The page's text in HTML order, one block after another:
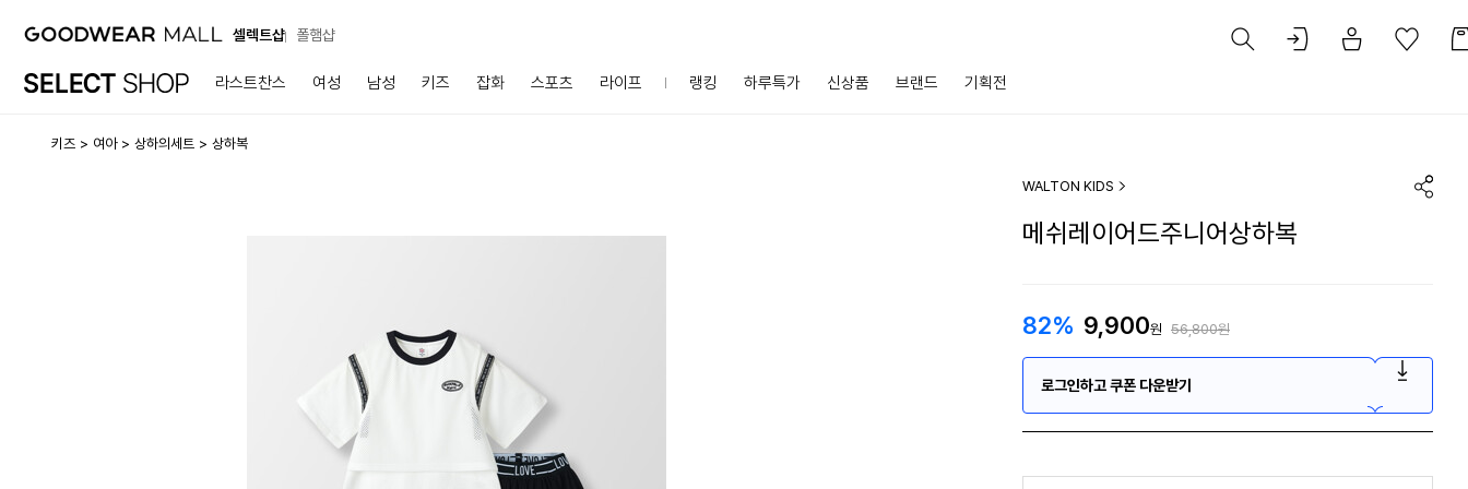
셀렉트샵 폴햄샵
라스트찬스 여성 남성 키즈 잡화 스포츠 라이프 랭킹 하루특가 신상품 브랜드 기획전
키즈 여아 상하의세트 상하복
WALTON KIDS
메쉬레이어드주니어상하복
82% 9,900원 56,800원
로그인하고 쿠폰 다운받기